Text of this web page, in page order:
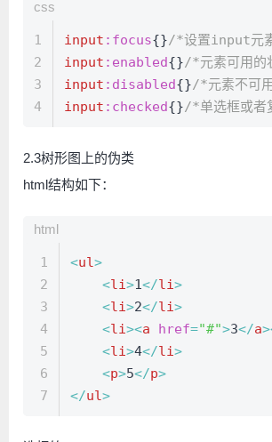
css
1
2
3
4
input :focus{}/*设置input元
input :enabled{}/*元素可用
input :disabled{}/*元素不可
input :checked{}/*单选框或者
2.3树形图上的伪类
html结构如下：
html
1
2
3
4
5
6
7
<ul>
<li>1</li>
<li>2</li>
<li><a href="#">3</a>
<li>4</li>
<p>5</p>
</ul>